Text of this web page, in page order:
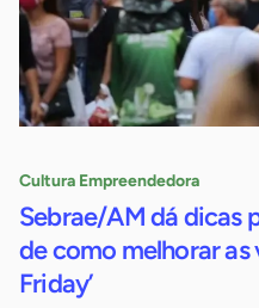
Cultura Empreendedora
Sebrae/AM dá dicas
de como melhorar as
Friday’